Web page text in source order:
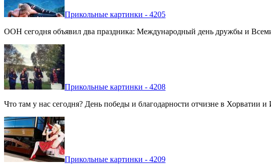
Прикольные картинки - 4205
ООН сегодня объявил два праздника: Международный день дружбы и
Прикольные картинки - 4208
Что там у нас сегодня? День победы и благодарности отчизне в
Прикольные картинки - 4209